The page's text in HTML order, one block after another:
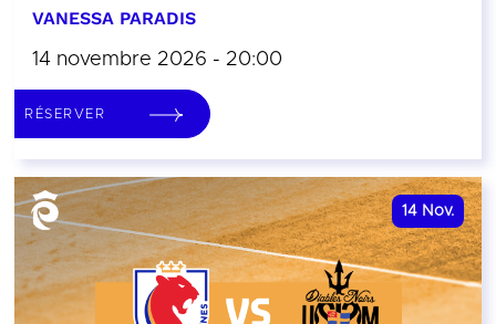
VANESSA PARADIS
14 novembre 2026 - 20:00
RÉSERVER
14 Nov.